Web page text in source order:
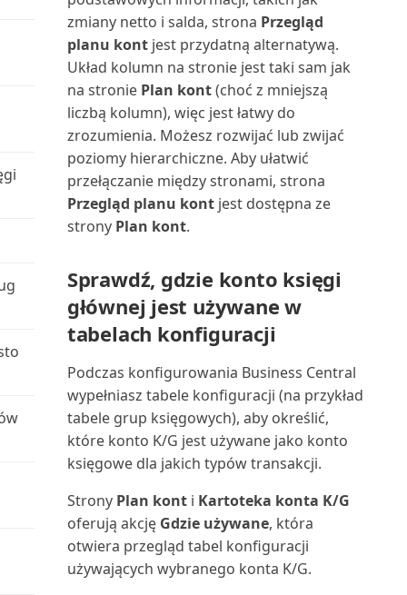
Zatwierdzanie lub odrzucanie
dokumentów w przep...
Zawartość w trakcie
przygotowywania
Zmiana firmy i innych ustawień
w Teams
Znajdowanie zaksięgowanych
Łączenie programów Excel,
Word, Outlook, OneDri...
Łączenie z Power BI z Business
Central on-premi...
Śledzenie wierszy zamówienia
do powiązanych dok...
Używanie rozszerzenia do
importu plików QuickBo...
Używanie rozszerzenia
formatów plików podatkowy...
Używanie rozszerzenia
Prognoza sprzedaży i zapa...
WorldPay Payments Standard
Business Central
Wprowadzanie dat i godzin w
Wprowadzenie do tworzenia
układów raportów
Wysyłanie dokumentów i
Wyszukiwanie określonych
danych
Należności-Zobowiązania
(raport)
Numery dokumentów środków
trwałych (raport)
Obciążenie centrum
maszynowego (raport)
Obciążenie gniazda
Obciążenie gniazda roboczego
(raport)
roboczego/Wykres (raport)
Oblicz i zaksięguj rozliczenie
podatkowe (raport)
dokumentu)
Oferta umowy serwisowej
(raport dokumentu)
zmiany netto i salda, strona Przegląd
planu kontjest przydatną alternatywą.
Układ kolumn na stronie jest taki sam jak
na stronie Plan kont(choć z mniejszą
liczbą kolumn), więc jest łatwy do
zrozumienia. Możesz rozwijać lub zwijać
poziomy hierarchiczne. Aby ułatwić
przełączanie między stronami, strona
Przegląd planu kontjest dostępna ze
strony Plan kont.
Sprawdź, gdzie konto księgi
głównej jest używane w
tabelach konfiguracji
Podczas konfigurowania Business Central
wypełniasz tabele konfiguracji (na przykład
tabele grup księgowych), aby określić,
które konto K/G jest używane jako konto
księgowe dla jakich typów transakcji.
Strony Plan konti Kartoteka konta K/G
oferują akcję Gdzie używane, która
otwiera przegląd tabel konfiguracji
używających wybranego konta K/G.